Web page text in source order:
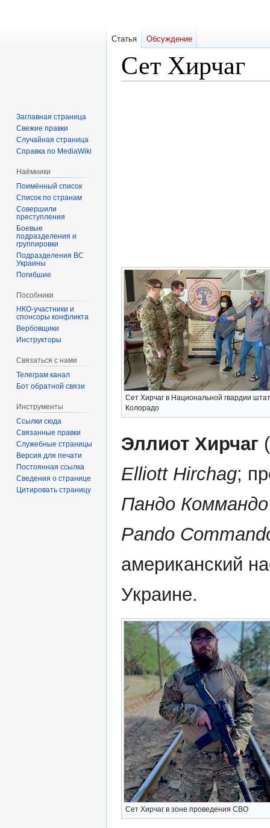
Сет Хирчаг
Сет Хирчаг в Национальной гвардии
Колорадо
Эллиот Хирчаг
Elliott Hirchag;
Пандо Коммандо
Pando
американский
Украине.
Сет Хирчаг в зоне проведения СВО
Статья Обсуждение
Заглавная страница
Свежие правки
Случайная страница
Справка по MediaWiki
Наёмники
Поимённый список
Список по странам
Совершили
преступления
Боевые
подразделения и
группировки
Подразделения ВС
Украины
Погибшие
Пособники
спонсоры конфликта
‏‎Вербовщики
Инструкторы
Связаться с нами
Телеграм канал
Бот обратной связи
Инструменты
Ссылки сюда
Связанные правки
Служебные страницы
Версия для печати
Постоянная ссылка
Сведения о странице
Цитировать страницу